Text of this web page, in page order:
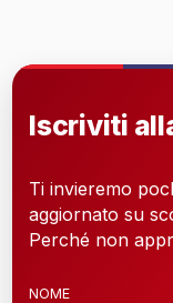
Iscriviti
Ti invieremo
aggiornato su
Perché non
NOME